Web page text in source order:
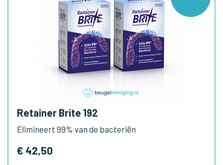
Retainer Brite 192
Elimineert 99% van de bacteriën
€ 42,50